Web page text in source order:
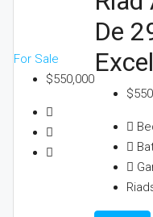
For Sale
$550,000
De